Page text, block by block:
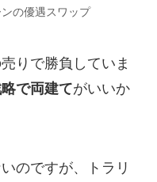
の優遇スワップ
りで勝負していま
で両建てがいいか
のですが、トラリ